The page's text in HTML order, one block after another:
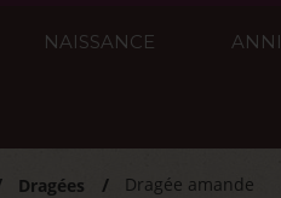
NAISSANCE
Dragées Dragée amande